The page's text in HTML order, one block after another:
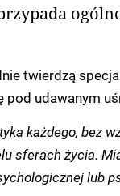
twierdzą
udawanym
każdego, bez
sferach życia.
lub